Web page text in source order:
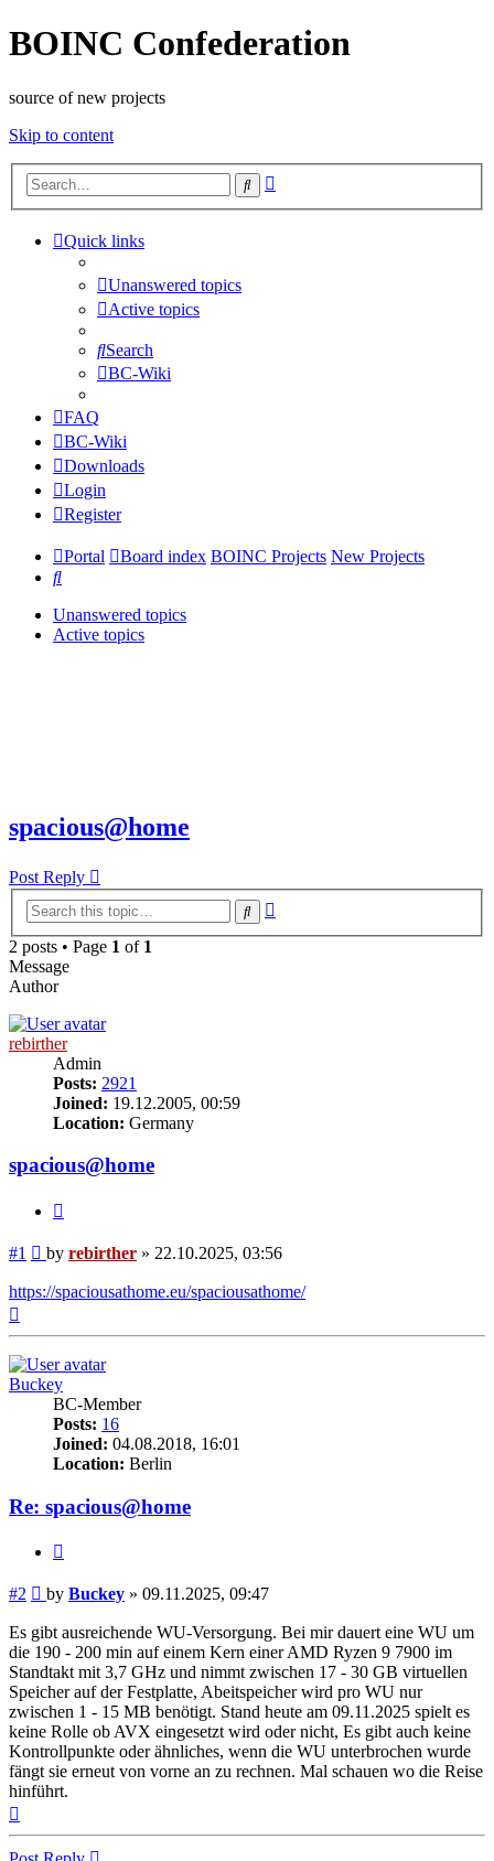
BOINC Confederation
source of new projects
Skip to content
Search
Quick links
Unanswered topics
Active topics
Search
BC-Wiki
FAQ
BC-Wiki
Downloads
Login
Register
Portal Board index BOINC Projects New Projects
Search
Unanswered topics
Active topics
spacious@home
Post Reply
Search
2 posts • Page 1 of 1
Message
Author
rebirther
Admin
Posts: 2921
Joined: 19.12.2005, 00:59
Location: Germany
spacious@home
#1 Post
by rebirther » 22.10.2025, 03:56
https://spaciousathome.eu/spaciousathome/
Buckey
BC-Member
Posts: 16
Joined: 04.08.2018, 16:01
Location: Berlin
Re: spacious@home
#2 Post
by Buckey » 09.11.2025, 09:47
Es gibt ausreichende WU-Versorgung. Bei mir dauert eine WU um
die 190 - 200 min auf einem Kern einer AMD Ryzen 9 7900 im
Standtakt mit 3,7 GHz und nimmt zwischen 17 - 30 GB virtuellen
Speicher auf der Festplatte, Abeitspeicher wird pro WU nur
zwischen 1 - 15 MB benötigt. Stand heute am 09.11.2025 spielt es
keine Rolle ob AVX eingesetzt wird oder nicht, Es gibt auch keine
Kontrollpunkte oder ähnliches, wenn die WU unterbrochen wurde
fängt sie erneut von vorne an zu rechnen. Mal schauen wo die Reise
hinführt.